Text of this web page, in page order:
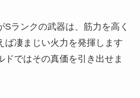
Sランクの武器は、筋力を高く
ば凄まじい火力を発揮します
ドではその真価を引き出せま